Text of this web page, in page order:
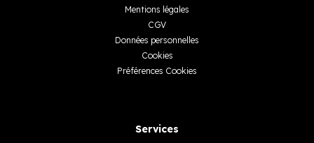
Mentions légales
CGV
Données personnelles
Cookies
Préférences Cookies
Services